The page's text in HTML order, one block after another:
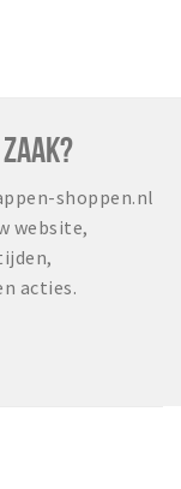
shoppen.nl
website,
acties.